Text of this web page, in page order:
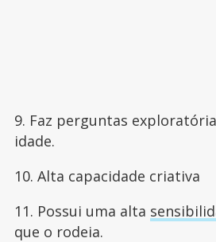
9. Faz perguntas
idade.
10. Alta capacidade criativa
11. Possui uma alta
que o rodeia.